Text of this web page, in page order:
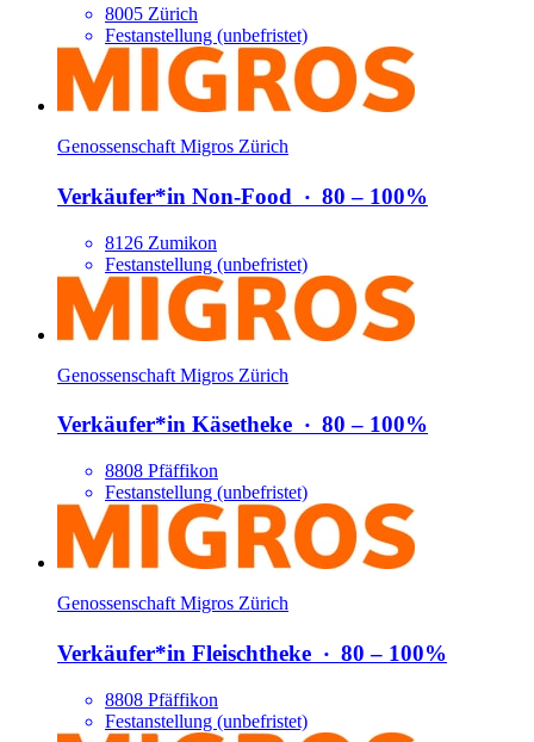
8005 Zürich
Festanstellung (unbefristet)
Genossenschaft Migros Zürich
Verkäufer*​in Non-Food ‧ 80 – 100%
8126 Zumikon
Festanstellung (unbefristet)
Genossenschaft Migros Zürich
Verkäufer*​in Käsetheke ‧ 80 – 100%
8808 Pfäffikon
Festanstellung (unbefristet)
Genossenschaft Migros Zürich
Verkäufer*​in Fleischtheke ‧ 80 – 100%
8808 Pfäffikon
Festanstellung (unbefristet)